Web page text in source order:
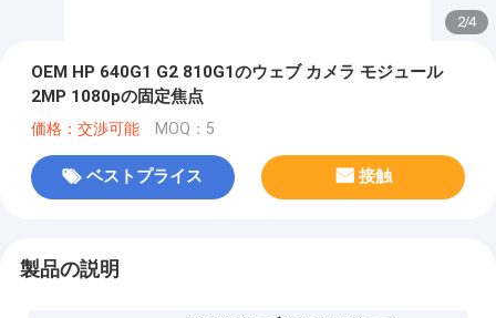
2/4
OEM HP 640G1 G2 810G1のウェブ カメラ モジュール
2MP 1080pの固定焦点
価格：交渉可能 MOQ：5
ベストプライス 接触
製品の説明